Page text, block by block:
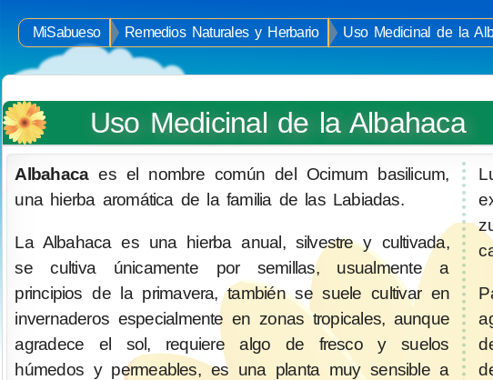
MiSabueso Remedios Naturales y Herbario Uso Medicinal de la
Uso Medicinal de la Albahaca
Albahaca es el nombre común del Ocimum basilicum,
una hierba aromática de la familia de las Labiadas.
La Albahaca es una hierba anual, silvestre y cultivada,
se cultiva únicamente por semillas, usualmente a
principios de la primavera, también se suele cultivar en
invernaderos especialmente en zonas tropicales, aunque
agradece el sol, requiere algo de fresco y suelos
húmedos y permeables, es una planta muy sensible a